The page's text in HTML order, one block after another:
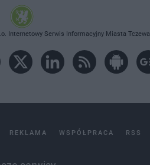
Internetowy Serwis Informacyjny Miasta Tczewa
REKLAMA WSPÓŁPRACA RSS